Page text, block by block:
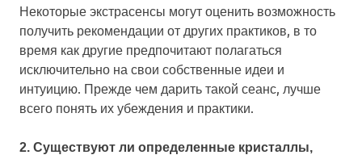
Некоторые экстрасенсы могут оценить возможность
получить рекомендации от других практиков, в то
время как другие предпочитают полагаться
исключительно на свои собственные идеи и
интуицию. Прежде чем дарить такой сеанс, лучше
всего понять их убеждения и практики.
2. Существуют ли определенные кристаллы,